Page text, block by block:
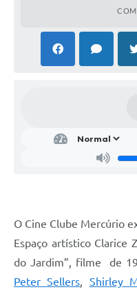
Formulários
Conselhos Municipais
O Cine Clube Mercúrio
Espaço artístico
do Jardim”, filme de
Peter Sellers, Shirley